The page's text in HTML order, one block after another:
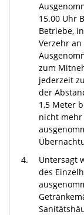
15.00 Uhr
Betriebe,
Verzehr
zum
jederzeit
der
1,5 Meter
nicht mehr
4.
Untersagt
des